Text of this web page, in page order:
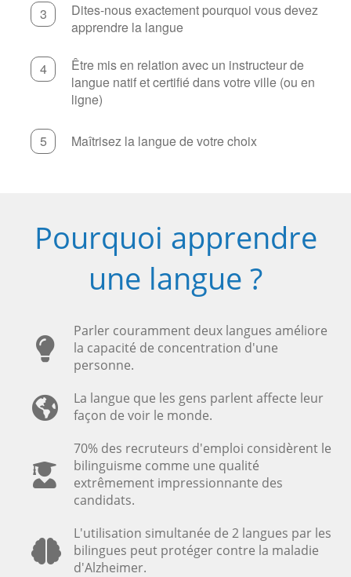
Dites-nous exactement pourquoi vous devez
apprendre la langue
Être mis en relation avec un instructeur de
langue natif et certifié dans votre ville (ou en
ligne)
Maîtrisez la langue de votre choix
Pourquoi apprendre
une langue ?
Parler couramment deux langues améliore
la capacité de concentration d'une
personne.
La langue que les gens parlent affecte leur
façon de voir le monde.
70% des recruteurs d'emploi considèrent le
bilinguisme comme une qualité
extrêmement impressionnante des
candidats.
L'utilisation simultanée de 2 langues par les
bilingues peut protéger contre la maladie
d'Alzheimer.